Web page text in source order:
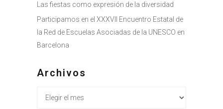
Las fiestas como expresión de la diversidad
Participamos en el XXXVII Encuentro Estatal de
la Red de Escuelas Asociadas de la UNESCO en
Barcelona
Archivos